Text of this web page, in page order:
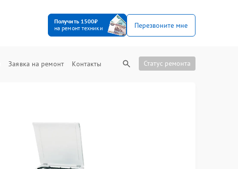
Получить 1500₽
на ремонт техники
Перезвоните мне
Заявка на ремонт Контакты Статус ремонта